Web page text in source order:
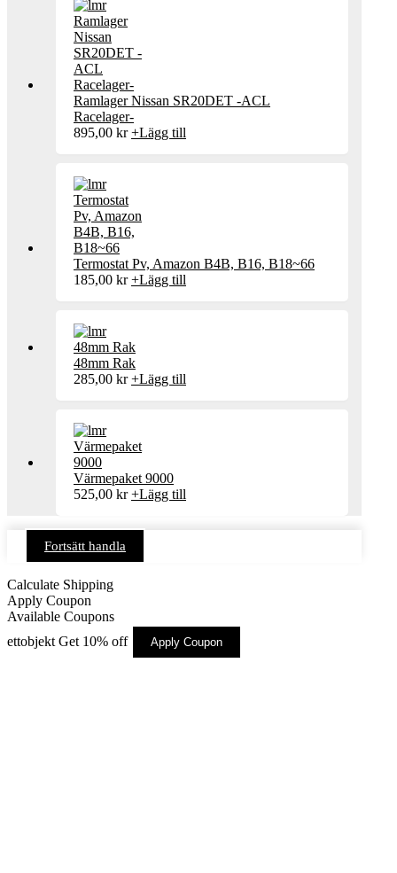
Ramlager Nissan SR20DET -ACL
Racelager-
895,00 kr +Lägg till
Termostat Pv, Amazon B4B, B16, B18~66
185,00 kr +Lägg till
48mm Rak
285,00 kr +Lägg till
Värmepaket 9000
525,00 kr +Lägg till
Fortsätt handla
Calculate Shipping
Apply Coupon
Available Coupons
ettobjekt Get 10% off Apply Coupon